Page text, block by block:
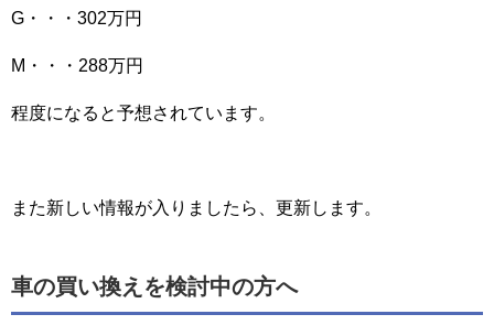
G・・・302万円
M・・・288万円
程度になると予想されています。
また新しい情報が入りましたら、更新します。
車の買い換えを検討中の方へ